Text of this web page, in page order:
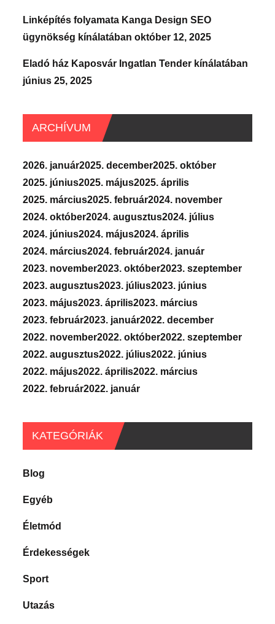
Linképítés folyamata Kanga Design SEO
ügynökség kínálatában október 12, 2025
Eladó ház Kaposvár Ingatlan Tender kínálatában
június 25, 2025
ARCHÍVUM
2026. január2025. december2025. október
2025. június2025. május2025. április
2025. március2025. február2024. november
2024. október2024. augusztus2024. július
2024. június2024. május2024. április
2024. március2024. február2024. január
2023. november2023. október2023. szeptember
2023. augusztus2023. július2023. június
2023. május2023. április2023. március
2023. február2023. január2022. december
2022. november2022. október2022. szeptember
2022. augusztus2022. július2022. június
2022. május2022. április2022. március
2022. február2022. január
KATEGÓRIÁK
Blog
Egyéb
Életmód
Érdekességek
Sport
Utazás